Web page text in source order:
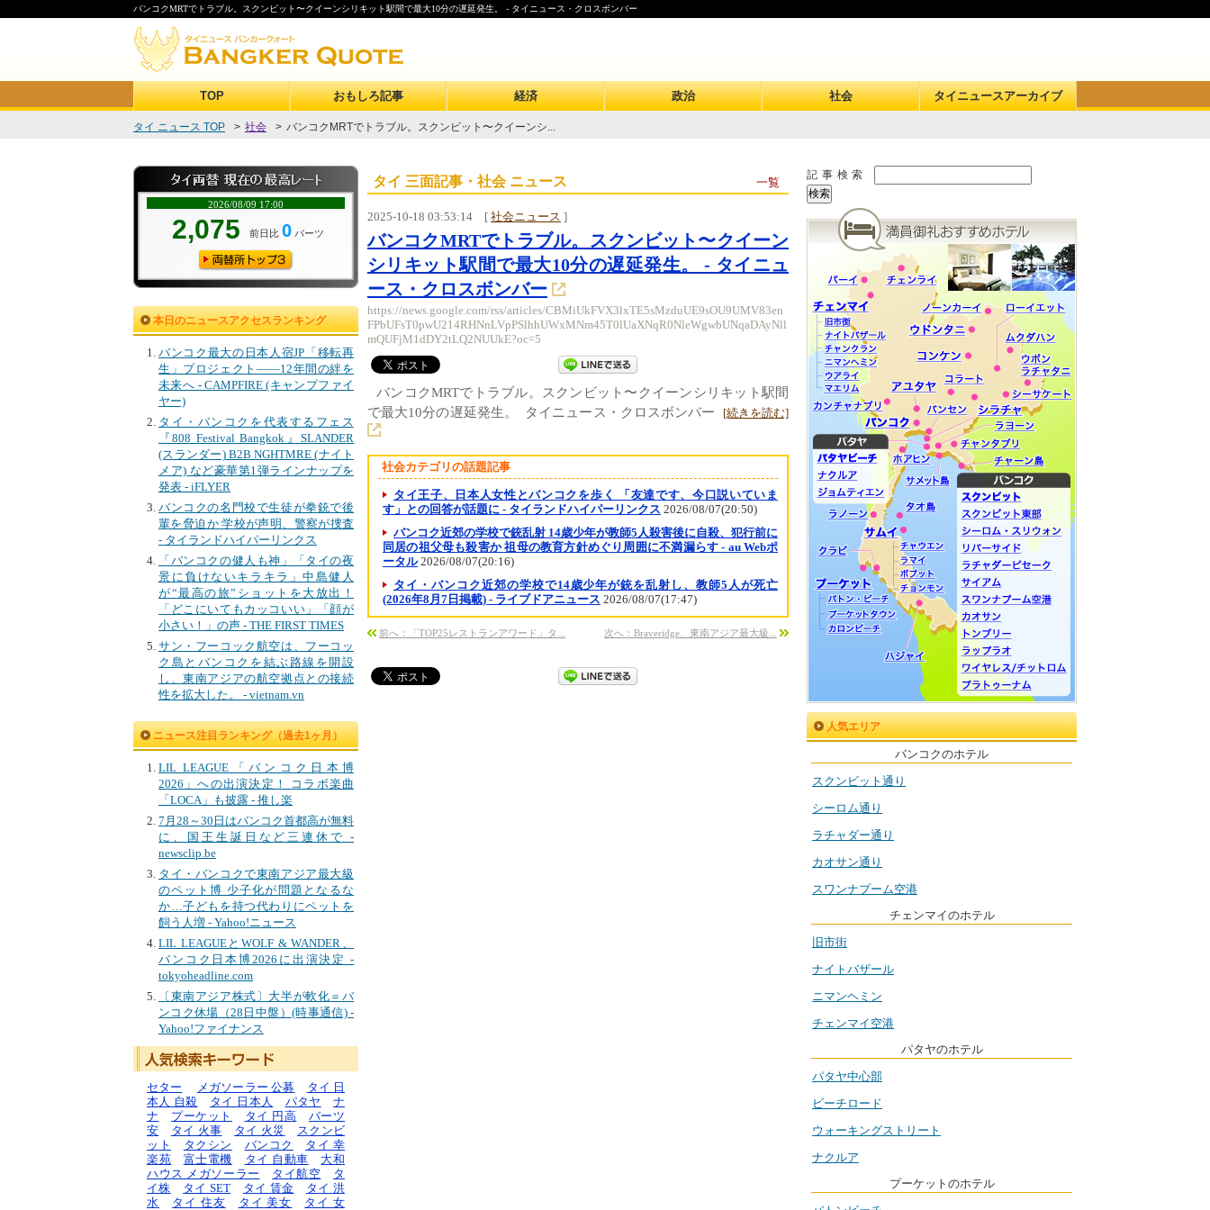
バンコクMRTでトラブル。スクンビット〜クイーンシリキット駅間で最大10分の遅延発生。 - タイニュース・クロスボンバー
TOP おもしろ記事 経済 政治 社会 タイニュースアーカイブ
タイ ニュース TOP > 社会 > バンコクMRTでトラブル。スクンビット〜クイーンシ...
本日のニュースアクセスランキング
バンコク最大の日本人宿JP「移転再
生」プロジェクト――12年間の絆を
未来へ - CAMPFIRE (キャンプファイ
ヤー)
タイ・バンコクを代表するフェス
『808 Festival Bangkok』SLANDER
(スランダー) B2B NGHTMRE (ナイト
メア) など豪華第1弾ラインナップを
発表 - iFLYER
バンコクの名門校で生徒が拳銃で後
輩を脅迫か 学校が声明、警察が捜査
- タイランドハイパーリンクス
「バンコクの健人も神」「タイの夜
景に負けないキラキラ」中島健人
が“最高の旅”ショットを大放出！
「どこにいてもカッコいい」「顔が
小さい！」の声 - THE FIRST TIMES
サン・フーコック航空は、フーコッ
ク島とバンコクを結ぶ路線を開設
し、東南アジアの航空拠点との接続
性を拡大した。 - vietnam.vn
ニュース注目ランキング（過去1ヶ月）
LIL LEAGUE「バンコク日本博
2026」への出演決定！ コラボ楽曲
「LOCA」も披露 - 推し楽
7月28～30日はバンコク首都高が無料
に、国王生誕日など三連休で -
newsclip.be
タイ・バンコクで東南アジア最大級
のペット博 少子化が問題となるな
か…子どもを持つ代わりにペットを
飼う人増 - Yahoo!ニュース
LIL LEAGUEとWOLF & WANDER、
バンコク日本博2026に出演決定 -
tokyoheadline.com
〔東南アジア株式〕大半が軟化＝バ
ンコク休場（28日中盤）(時事通信) -
Yahoo!ファイナンス
セター メガソーラー 公募
タイ 日
本人 自殺
タイ 日本人 パタヤ
ナ
ナ
プーケット タイ 円高
バーツ
安
タイ 火事 タイ 火災
スクンビ
ット
タクシン バンコク
タイ 幸
楽苑
富士電機 タイ 自動車
大和
ハウス メガソーラー
タイ航空
タ
イ株
タイ SET タイ 賃金
タイ 洪
水
タイ 住友 タイ 美女 タイ 女
タイ 三面記事・社会 ニュース 一覧
2025-10-18 03:53:14 [ 社会ニュース ]
バンコクMRTでトラブル。スクンビット〜クイーン
シリキット駅間で最大10分の遅延発生。 - タイニュ
ース・クロスボンバー
https://news.google.com/rss/articles/CBMiUkFVX3lxTE5sMzduUE9sOU9UMV83en
FPbUFsT0pwU214RHNnLVpPSlhhUWxMNm45T0lUaXNqR0NleWgwbUNqaDAyNll
mQUFjM1dDY2tLQ2NUUkE?oc=5
バンコクMRTでトラブル。スクンビット〜クイーンシリキット駅間
で最大10分の遅延発生。 タイニュース・クロスボンバー
[続きを読む]
社会カテゴリの話題記事
タイ王子、日本人女性とバンコクを歩く 「友達です、今口説いていま
す」との回答が話題に - タイランドハイパーリンクス 2026/08/07(20:50)
バンコク近郊の学校で銃乱射 14歳少年が教師5人殺害後に自殺、犯行前に
同居の祖父母も殺害か 祖母の教育方針めぐり周囲に不満漏らす - au Webポ
ータル2026/08/07(20:16)
タイ・バンコク近郊の学校で14歳少年が銃を乱射し、教師5人が死亡
(2026年8月7日掲載) - ライブドアニュース 2026/08/07(17:47)
前へ：「TOP25レストランアワード」タ... 次へ：Braveridge、東南アジア最大級...
記事検索